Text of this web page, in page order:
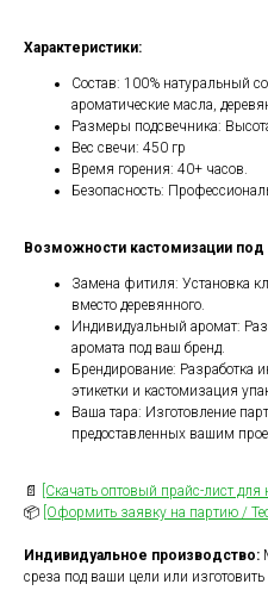
Характеристики:
Состав: 100% натуральный
ароматические масла,
Размеры подсвечника:
Вес свечи: 450 гр
Время горения: 40+ часов.
Безопасность:
Возможности кастомизации под
Замена фитиля: Установка
вместо деревянного.
Индивидуальный аромат:
аромата под ваш бренд.
Брендирование: Разработка
этикетки и кастомизация
Ваша тара: Изготовление
предоставленных вашим
📄
[Скачать оптовый прайс-лист
📦 [Оформить заявку на партию /
Индивидуальное производство:
среза под ваши цели или